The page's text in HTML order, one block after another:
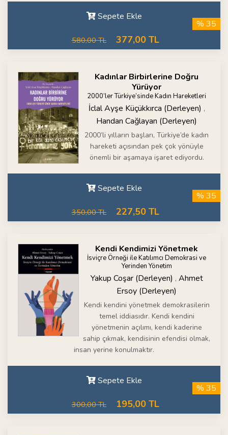
Sepete Ekle
580,00 TL 377,00 TL
% 35
Kadınlar Birbirlerine Doğru
Yürüyor
2000’ler Türkiye’sinde Kadın Hareketleri
İclal Ayşe Küçükkırca (Derleyen) ,
Handan Cağlayan (Derleyen)
2000’li yılların başları, Türkiye’de kadın
hareketi açısından pek çok yönüyle
önemli bir aşamaya işaret ediyordu.
Sepete Ekle
350,00 TL 227,50 TL
% 35
Kendi Kendimizi Yönetmek
İsviçre Örneği ile Katılımcı Demokrasi ve
Yerinden Yönetim
Yakup Coşar (Derleyen) , Ahmet
Ersoy (Derleyen)
Kendi kendini yönetmek demokrasilerin
temel iddiasıdır. Kendi kendini
yönetmenin açılımı, kendi kaderine
sahip çıkmak, kendisinin efendisi olmak,
insan yerine konulmaktır.
Sepete Ekle
300,00 TL 195,00 TL
% 35